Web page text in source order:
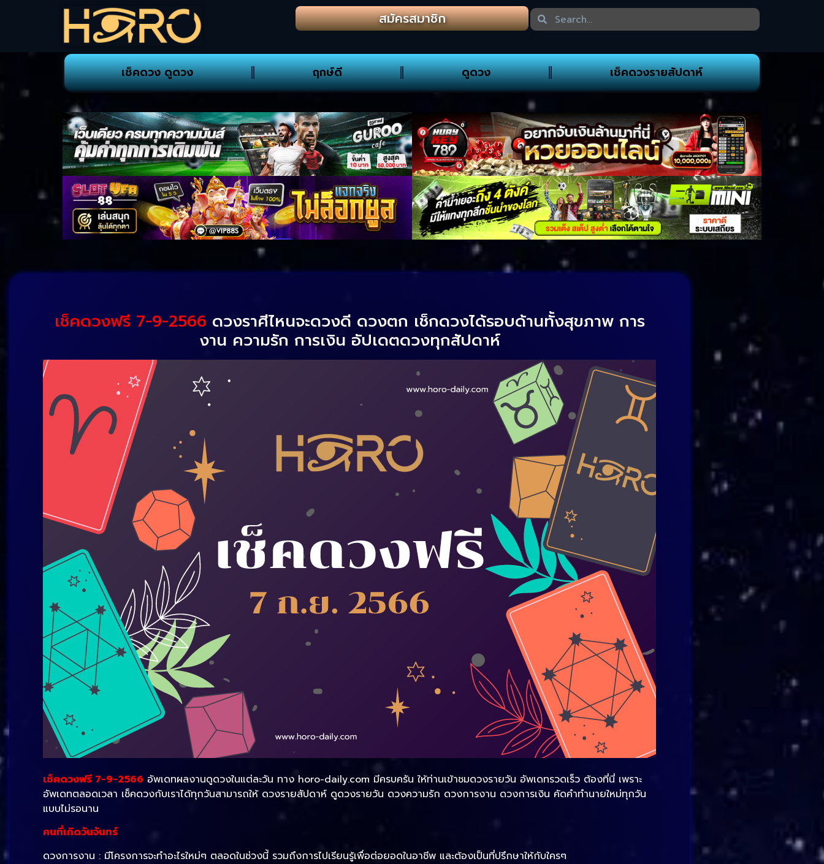
สมัครสมาชิก
เช็คดวง ดูดวง ฤกษ์ดี ดูดวง เช็คดวงรายสัปดาห์
เช็คดวงฟรี 7-9-2566 ดวงราศีไหนจะดวงดี ดวงตก เช็กดวงได้รอบด้านทั้งสุขภาพ การ
งาน ความรัก การเงิน อัปเดตดวงทุกสัปดาห์
เช็คดวงฟรี 7-9-2566 อัพเดทผลงานดูดวงในแต่ละวัน ทาง horo-daily.com มีครบครัน ให้ท่านเข้าชมดวงรายวัน อัพเดทรวดเร็ว ต้องที่นี่ เพราะ
อัพเดทตลอดเวลา เช็คดวงกับเราได้ทุกวันสามารถให้ ดวงรายสัปดาห์ ดูดวงรายวัน ดวงความรัก ดวงการงาน ดวงการเงิน คัดคำทำนายใหม่ทุกวัน
แบบไม่รอนาน
คนที่เกิดวันจันทร์
ดวงการงาน : มีโครงการจะทำอะไรใหม่ๆ ตลอดในช่วงนี้ รวมถึงการไปเรียนรู้เพื่อต่อยอดในอาชีพ และต้องเป็นที่ปรึกษาให้กับใครๆ